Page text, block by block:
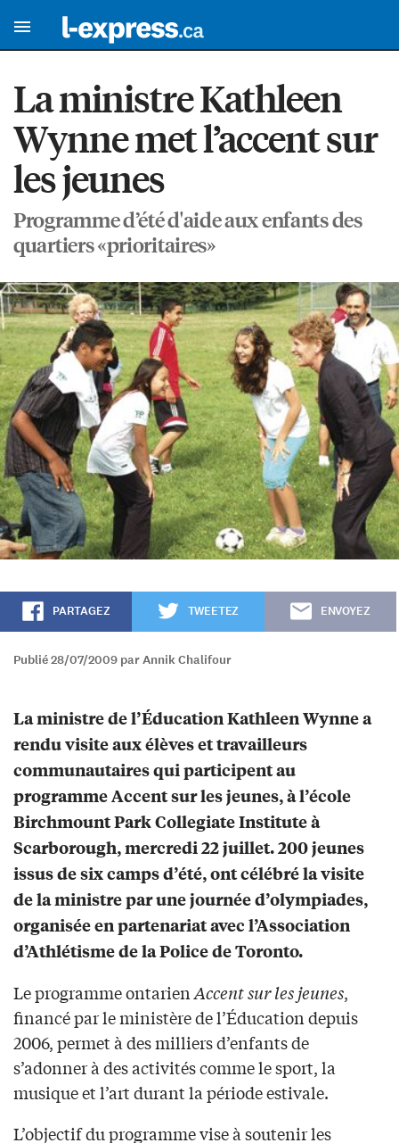
La ministre Kathleen
Wynne met l’accent sur
les jeunes
Programme d’été d'aide aux enfants des
quartiers «prioritaires»
PARTAGEZ TWEETEZ ENVOYEZ
Publié 28/07/2009 par Annik Chalifour
La ministre de l’Éducation Kathleen Wynne a
rendu visite aux élèves et travailleurs
communautaires qui participent au
programme Accent sur les jeunes, à l’école
Birchmount Park Collegiate Institute à
Scarborough, mercredi 22 juillet. 200 jeunes
issus de six camps d’été, ont célébré la visite
de la ministre par une journée d’olympiades,
organisée en partenariat avec l’Association
d’Athlétisme de la Police de Toronto.
Le programme ontarienAccent sur les jeunes,
financé par le ministère de l’Éducation depuis
2006, permet à des milliers d’enfants de
s’adonner à des activités comme le sport, la
musique et l’art durant la période estivale.
L’objectif du programme vise à soutenir les